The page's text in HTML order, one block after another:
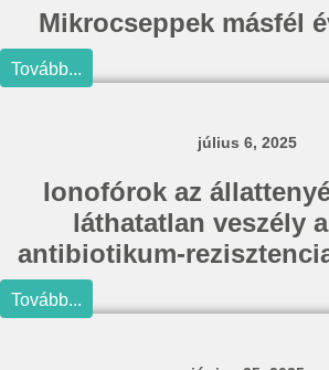
Mikrocseppek másfél
Tovább...
július 6, 2025
Ionofórok az
láthatatlan veszély
antibiotikum-
Tovább...